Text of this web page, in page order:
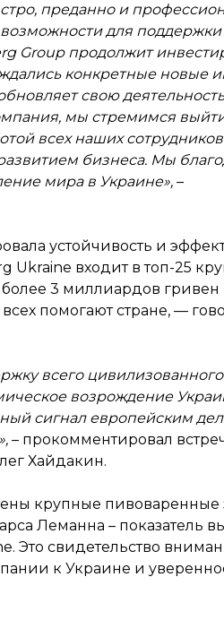
преданно и
для поддержки
Group продолжит
конкретные новые
свою
мы стремимся
всех наших
бизнеса. Мы
мира в Украине», –
устойчивость и
Ukraine входит в топ-25
3 миллиардов гривен
помогают стране, —
всего
возрождение
сигнал европейским
– прокомментировал
Хайдакин.
крупные пивоваренные
Леманна – показатель
Это свидетельство
к Украине и